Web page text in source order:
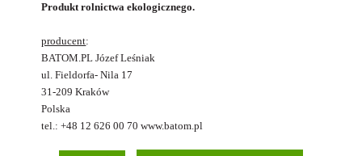
Produkt rolnictwa ekologicznego.
producent:
BATOM.PL Józef Leśniak
ul. Fieldorfa- Nila 17
31-209 Kraków
Polska
tel.: +48 12 626 00 70 www.batom.pl